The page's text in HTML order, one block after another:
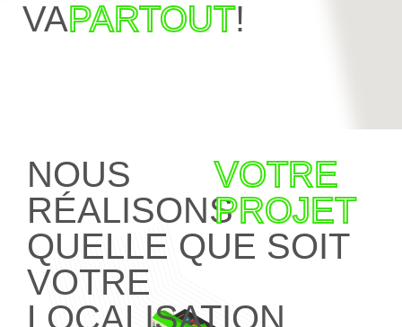
VAPARTOUT!
NOUS
RÉALISONS
VOTRE
PROJET
QUELLE QUE SOIT
VOTRE
LOCALISATION